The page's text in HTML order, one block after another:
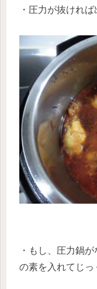
・圧力が抜ければ
・もし、圧力鍋
の素を入れてじっ